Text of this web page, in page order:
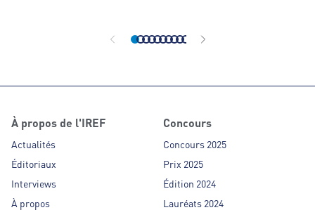
À propos de l'IREF
Actualités
Éditoriaux
Interviews
À propos
Concours
Concours 2025
Prix 2025
Édition 2024
Lauréats 2024